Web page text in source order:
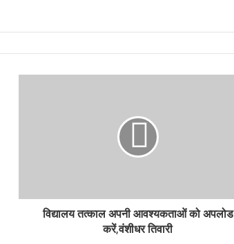
विद्यालय तत्काल अपनी आवश्यकताओं को अपलोड
करें,वंशीधर तिवारी